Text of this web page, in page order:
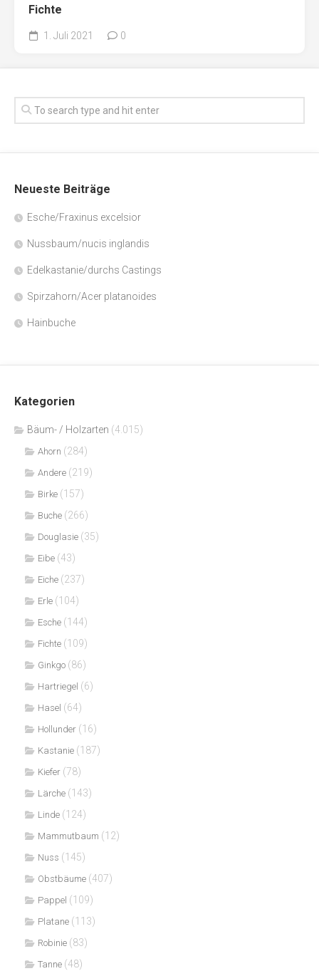
Fichte
1. Juli 2021 0
Neueste Beiträge
Esche/Fraxinus excelsior
Nussbaum/nucis inglandis
Edelkastanie/durchs Castings
Spirzahorn/Acer platanoides
Hainbuche
Kategorien
Bäum- / Holzarten (4.015)
Ahorn (284)
Andere (219)
Birke (157)
Buche (266)
Douglasie (35)
Eibe (43)
Eiche (237)
Erle (104)
Esche (144)
Fichte (109)
Ginkgo (86)
Hartriegel (6)
Hasel (64)
Hollunder (16)
Kastanie (187)
Kiefer (78)
Lärche (143)
Linde (124)
Mammutbaum (12)
Nuss (145)
Obstbäume (407)
Pappel (109)
Platane (113)
Robinie (83)
Tanne (48)